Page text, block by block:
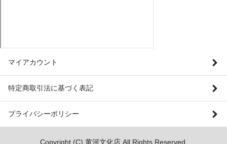
マイアカウント
特定商取引法に基づく表記
プライバシーポリシー
Copyright (C) 黄河文化店.All Rights Reserved.